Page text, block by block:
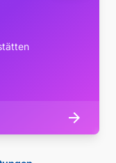
arrow_forward